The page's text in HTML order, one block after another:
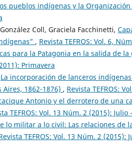
pueblos indígenas y la
Coll, Graciela Facchinetti,
, Revista TEFROS: Vol. 6,
para la Patagonia en la salida de
Primavera
La incorporación de lanceros
1862-1876) , Revista TEFROS:
Antonio y el derrotero de una
TEFROS: Vol. 13 Núm. 2 (2015):
lo militar a lo civil: Las relaciones de
TEFROS: Vol. 13 Núm. 2 (2015):